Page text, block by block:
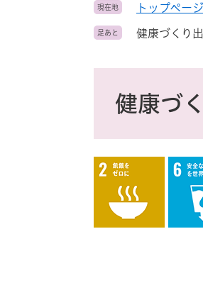
l
カ
タ
現在地 トップページ
足あと 健康づくり
健康づ